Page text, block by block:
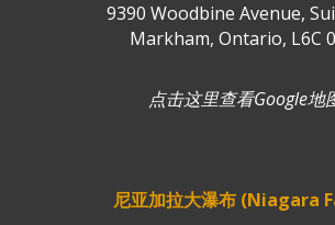
9390 Woodbine Avenue,
Markham, Ontario, L6C
点击这里查看Google地
尼亚加拉大瀑布 (Niagara